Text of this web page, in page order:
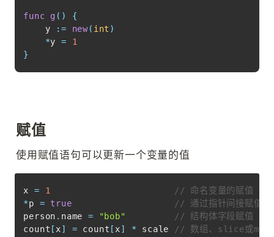
func g ( )
{
    y
:= new( int )
*y =
1
}
赋值
使用赋值语句可以更新一个变量的值
x = 1
// 命名变量的赋值
*p = true
// 通过指针间接赋值
person . name = "bob"
// 结构体字段赋值
count [x] = count [x] * scale
// 数组、slice或map